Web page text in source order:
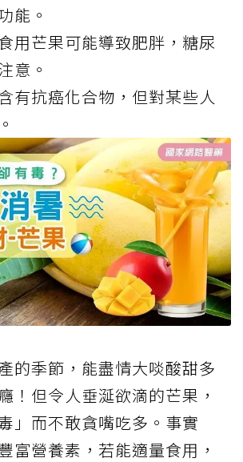
能。
用芒果可能導致肥胖，糖尿
意。
有抗癌化合物，但對某些人
的季節，能盡情大啖酸甜多
！但令人垂涎欲滴的芒果，
」而不敢貪嘴吃多。事實
富營養素，若能適量食用，